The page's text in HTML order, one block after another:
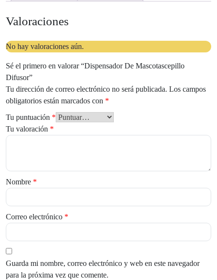
Valoraciones
No hay valoraciones aún.
Sé el primero en valorar “Dispensador De Mascotascepillo
Difusor”
Tu dirección de correo electrónico no será publicada. Los campos
obligatorios están marcados con *
Tu puntuación *
Tu valoración *
Nombre *
Correo electrónico *
Guarda mi nombre, correo electrónico y web en este navegador
para la próxima vez que comente.